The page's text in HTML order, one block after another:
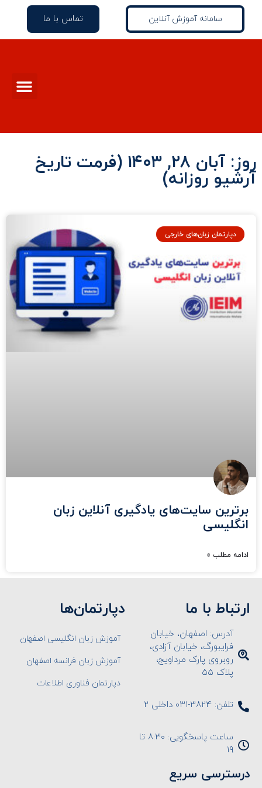
سامانه آموزش آنلاین تماس با ما
روز: آبان ۲۸, ۱۴۰۳ (فرمت تاریخ
آرشیو روزانه)
دپارتمان زبان‌های خارجی
برترین سایت‌های یادگیری آنلاین زبان
انگلیسی
ادامه مطلب »
ارتباط با ما
آدرس: اصفهان، خیابان
فرایبورگ، خیابان آزادی،
روبروی پارک مرداویج،
پلاک ۵۵
تلفن: ۳۸۲۴-۰۳۱ داخلی ۲
ساعت پاسخگویی: ۸:۳۰ تا
۱۹
دپارتمان‌ها
آموزش زبان انگلیسی اصفهان
آموزش زبان فرانسه اصفهان
دپارتمان فناوری اطلاعات
درسترسی سریع